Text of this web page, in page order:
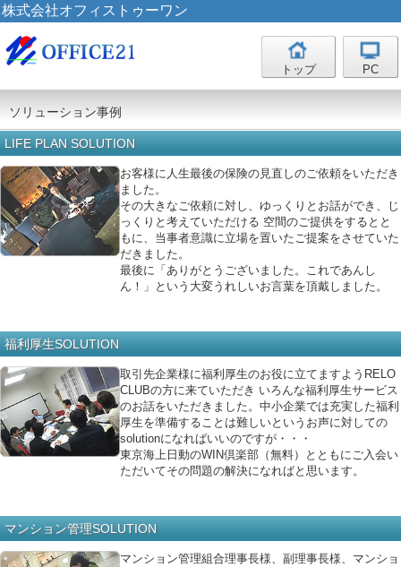
株式会社オフィストゥーワン
トップ PC
ソリューション事例
LIFE PLAN SOLUTION
お客様に人生最後の保険の見直しのご依頼をいただき
ました。
その大きなご依頼に対し、ゆっくりとお話ができ、じ
っくりと考えていただける 空間のご提供をするとと
もに、当事者意識に立場を置いたご提案をさせていた
だきました。
最後に「ありがとうございました。これであんし
ん！」という大変うれしいお言葉を頂戴しました。
福利厚生SOLUTION
取引先企業様に福利厚生のお役に立てますようRELO
CLUBの方に来ていただき いろんな福利厚生サービス
のお話をいただきました。中小企業では充実した福利
厚生を準備することは難しいというお声に対しての
solutionになればいいのですが・・・
東京海上日動のWIN倶楽部（無料）とともにご入会い
ただいてその問題の解決になればと思います。
マンション管理SOLUTION
マンション管理組合理事長様、副理事長様、マンショ